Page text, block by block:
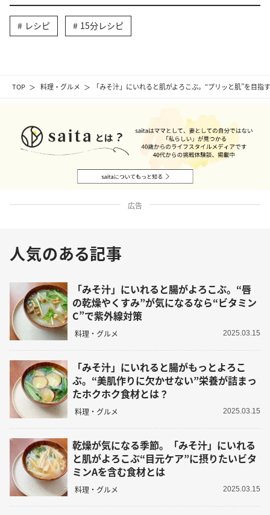
TOP 料理・グルメ 「みそ汁」にいれると肌がよろこぶ。“プリッと肌”を目
レシピ 15分レシピ
広告
人気のある記事
「みそ汁」にいれると腸がよろこぶ。“唇
の乾燥やくすみ”が気になるなら“ビタミン
C”で紫外線対策
料理・グルメ 2025.03.15
「みそ汁」にいれると腸がもっとよろこ
ぶ。“美肌作りに欠かせない”栄養が詰まっ
たホクホク食材とは？
料理・グルメ 2025.03.15
乾燥が気になる季節。「みそ汁」にいれる
と肌がよろこぶ“目元ケア”に摂りたいビタ
ミンAを含む食材とは
料理・グルメ 2025.03.15